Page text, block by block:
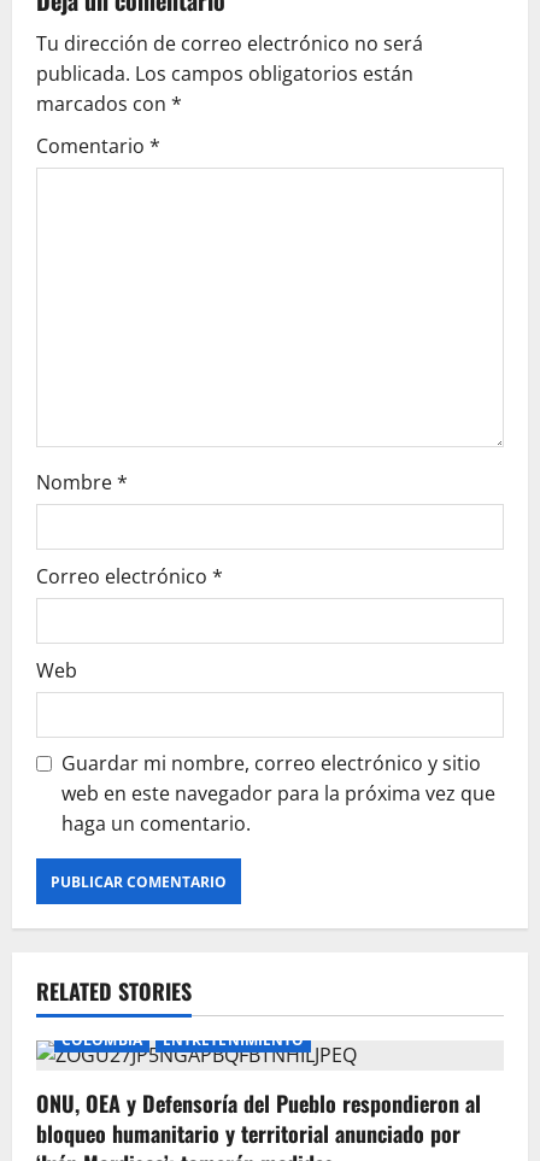
i
g
a
Tu dirección de correo electrónico no será
publicada. Los campos obligatorios están
marcados con *
Comentario *
Nombre*
Correo electrónico *
Web
Guardar mi nombre, correo electrónico y sitio
web en este navegador para la próxima vez que
haga un comentario.
RELATED STORIES
COLOMBIA ENTRETENIMIENTO
ONU, OEA y Defensoría del Pueblo respondieron al
bloqueo humanitario y territorial anunciado por